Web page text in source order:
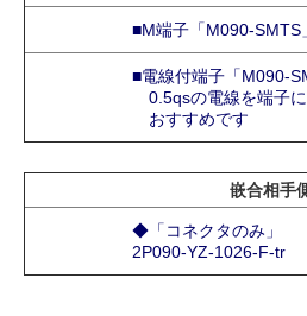
■M端子「M090-SMTS」
■電線付端子「M090-
0.5qsの電線を端子に
おすすめです
嵌合相手
◆「コネクタのみ」
2P090-YZ-1026-F-tr